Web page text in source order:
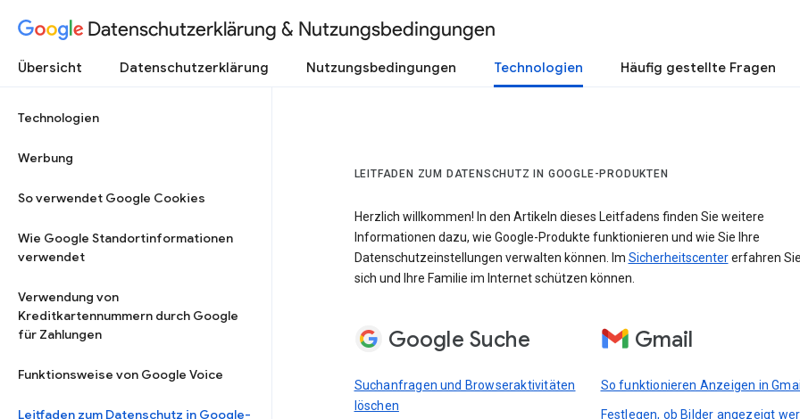
Datenschutzerklärung & Nutzungsbedingungen
Übersicht Datenschutzerklärung Nutzungsbedingungen Technologien Häufig gestellte Fragen
Technologien
Werbung
So verwendet Google Cookies
Wie Google Standortinformationen
verwendet
Verwendung von
Kreditkartennummern durch Google
für Zahlungen
Funktionsweise von Google Voice
Leitfaden zum Datenschutz in Google-
LEITFADEN ZUM DATENSCHUTZ IN GOOGLE-PRODUKTEN
Herzlich willkommen! In den Artikeln dieses Leitfadens finden Sie weitere
Informationen dazu, wie Google-Produkte funktionieren und wie Sie Ihre
Datenschutzeinstellungen verwalten können. Im Sicherheitscentererfahren
sich und Ihre Familie im Internet schützen können.
Google Suche
Suchanfragen und Browseraktivitäten
löschen
Gmail
So funktionieren Anzeigen in Gmail
Festlegen, ob Bilder angezeigt